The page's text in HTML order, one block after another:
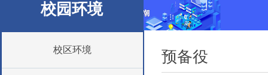
校园环境
校区环境 预备役